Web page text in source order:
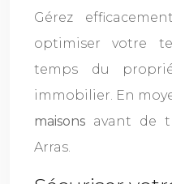
Gérez
optimiser votre
temps du
immobilier. En
maisons avant de
Arras.